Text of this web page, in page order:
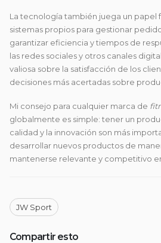
La tecnología también juega un papel
sistemas propios para gestionar
garantizar eficiencia y tiempos de
las redes sociales y otros canales
valiosa sobre la satisfacción de los
decisiones más acertadas sobre
Mi consejo para cualquier marca de
globalmente es simple: tener un
calidad y la innovación son más
desarrollar nuevos productos de
mantenerse relevante y competitivo
JW Sport
Compartir esto